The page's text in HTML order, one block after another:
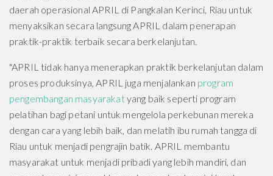
daerah operasional APRIL di Pangkalan Kerinci, Riau untuk
menyaksikan secara langsung APRIL dalam penerapan
praktik-praktik terbaik secara berkelanjutan.
"APRIL tidak hanya menerapkan praktik berkelanjutan dalam
proses produksinya, APRIL juga menjalankan program
pengembangan masyarakatyang baik seperti program
pelatihan bagi petani untuk mengelola perkebunan mereka
dengan cara yang lebih baik, dan melatih ibu rumah tangga di
Riau untuk menjadi pengrajin batik. APRIL membantu
masyarakat untuk menjadi pribadi yang lebih mandiri, dan